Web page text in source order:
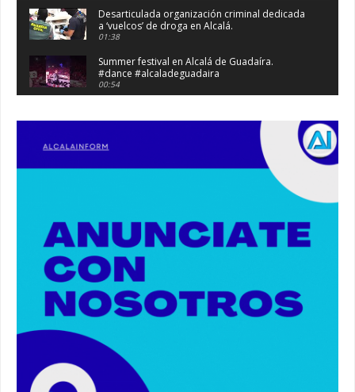
Desarticulada organización criminal dedicada
a ‘vuelcos’ de droga en Alcalá.
01:38
Summer festival en Alcalá de Guadaíra.
#dance #alcaladeguadaira
00:54
altura de Alcalá. #atraco #alcaladeguadaira
Robaban a narcotraficantes, hay registros en
Alcalá. #policia #narcos
Nueva iluminación del Parque Oromana.
#alcaladeguadaira #luz #iluminacion
00:55
Premio de Medio Ambiente para el CEIP San
Mateo. #alcaladeguadaira #premios #colegio
Paseo de caballos. #alcaladeguadaira #ferias
#caballos